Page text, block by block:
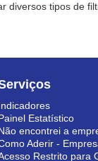
diversos tipos de
Estatístico
encontrei a
Aderir -
Restrito para